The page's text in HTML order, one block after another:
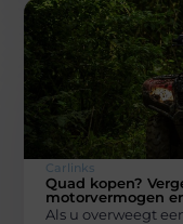
Carlinks
Quad kopen?
motorvermogen
Als u overweegt